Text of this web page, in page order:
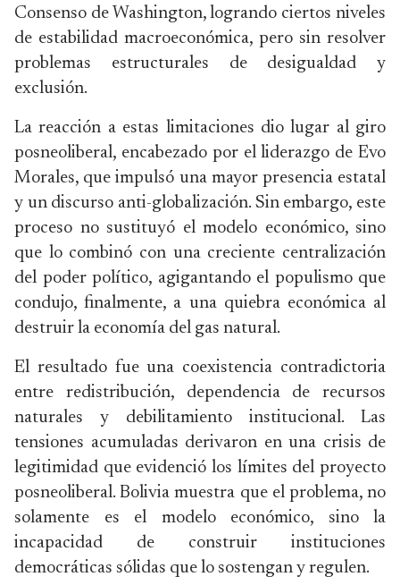
Consenso de Washington, logrando ciertos niveles
de estabilidad macroeconómica, pero sin resolver
problemas estructurales de desigualdad y
exclusión.
La reacción a estas limitaciones dio lugar al giro
posneoliberal, encabezado por el liderazgo de Evo
Morales, que impulsó una mayor presencia estatal
y un discurso anti-globalización. Sin embargo, este
proceso no sustituyó el modelo económico, sino
que lo combinó con una creciente centralización
del poder político, agigantando el populismo que
condujo, finalmente, a una quiebra económica al
destruir la economía del gas natural.
El resultado fue una coexistencia contradictoria
entre redistribución, dependencia de recursos
naturales y debilitamiento institucional. Las
tensiones acumuladas derivaron en una crisis de
legitimidad que evidenció los límites del proyecto
posneoliberal. Bolivia muestra que el problema, no
solamente es el modelo económico, sino la
incapacidad de construir instituciones
democráticas sólidas que lo sostengan y regulen.